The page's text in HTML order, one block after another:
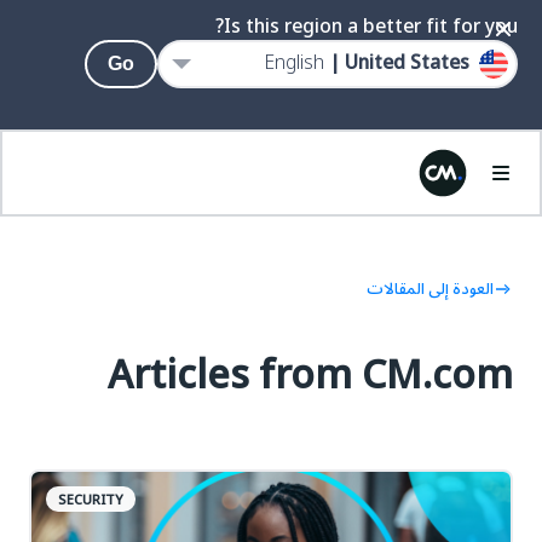
العودة إلى المقالات
Articles from CM.com
SECURITY
Is this region a better fit for you?
United States |
English
Go